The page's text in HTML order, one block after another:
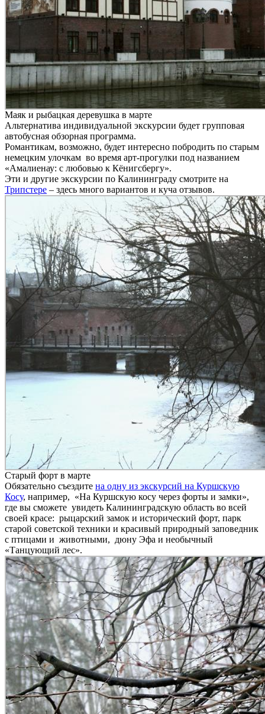
Маяк и рыбацкая деревушка в марте
Альтернатива индивидуальной экскурсии будет групповая
автобусная обзорная программа.
Романтикам, возможно, будет интересно побродить по старым
немецким улочкам во время арт-прогулки под названием
«Амалиенау: с любовью к Кёнигсбергу».
Эти и другие экскурсии по Калининграду смотрите на
Трипстере – здесь много вариантов и куча отзывов.
Старый форт в марте
Обязательно съездите на одну из экскурсий на Куршскую
Косу, например, «На Куршскую косу через форты и замки»,
где вы сможете увидеть Калининградскую область во всей
своей красе: рыцарский замок и исторический форт, парк
старой советской техники и красивый природный заповедник
с птицами и животными, дюну Эфа и необычный
«Танцующий лес».